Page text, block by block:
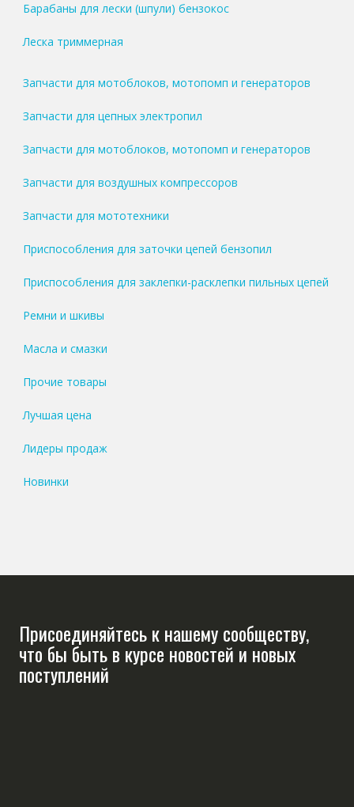
Барабаны для лески (шпули) бензокос
Леска триммерная
Запчасти для мотоблоков, мотопомп и генераторов
Запчасти для цепных электропил
Запчасти для мотоблоков, мотопомп и генераторов
Запчасти для воздушных компрессоров
Запчасти для мототехники
Приспособления для заточки цепей бензопил
Приспособления для заклепки-расклепки пильных цепей
Ремни и шкивы
Масла и смазки
Прочие товары
Лучшая цена
Лидеры продаж
Новинки
Присоединяйтесь к нашему сообществу,
что бы быть в курсе новостей и новых
поступлений